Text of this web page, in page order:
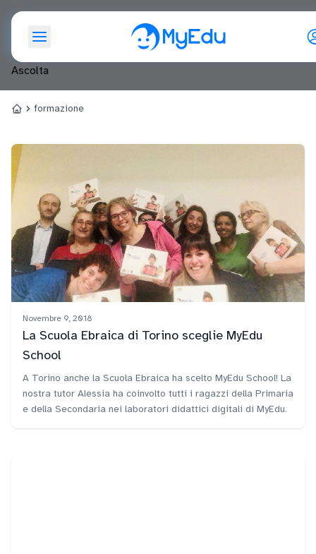
Ascolta
formazione
Homeformazione
Novembre 9, 2018
La Scuola Ebraica di Torino sceglie MyEdu
School
A Torino anche la Scuola Ebraica ha scelto MyEdu School! La
nostra tutor Alessia ha coinvolto tutti i ragazzi della Primaria
e della Secondaria nei laboratori didattici digitali di MyEdu.